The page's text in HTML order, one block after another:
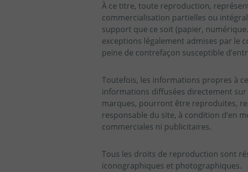
À ce titre, toute reproduction,
commercialisation partielles ou
support que ce soit (papier,
exceptions légalement admises par le
peine de contrefaçon susceptible
Toutefois, les informations propres à
informations diffusées directement sur
marques, pourront être reproduites,
responsable du site, à condition d’en
commerciales ni publicitaires.
Tous les droits de reproduction sont
iconographiques et photographiques.